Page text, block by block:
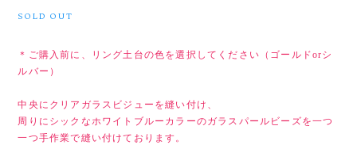
SOLD OUT
＊ご購入前に、リング土台の色を選択してください（ゴールドorシ
ルバー）
中央にクリアガラスビジューを縫い付け、
周りにシックなホワイトブルーカラーのガラスパールビーズを一つ
一つ手作業で縫い付けております。